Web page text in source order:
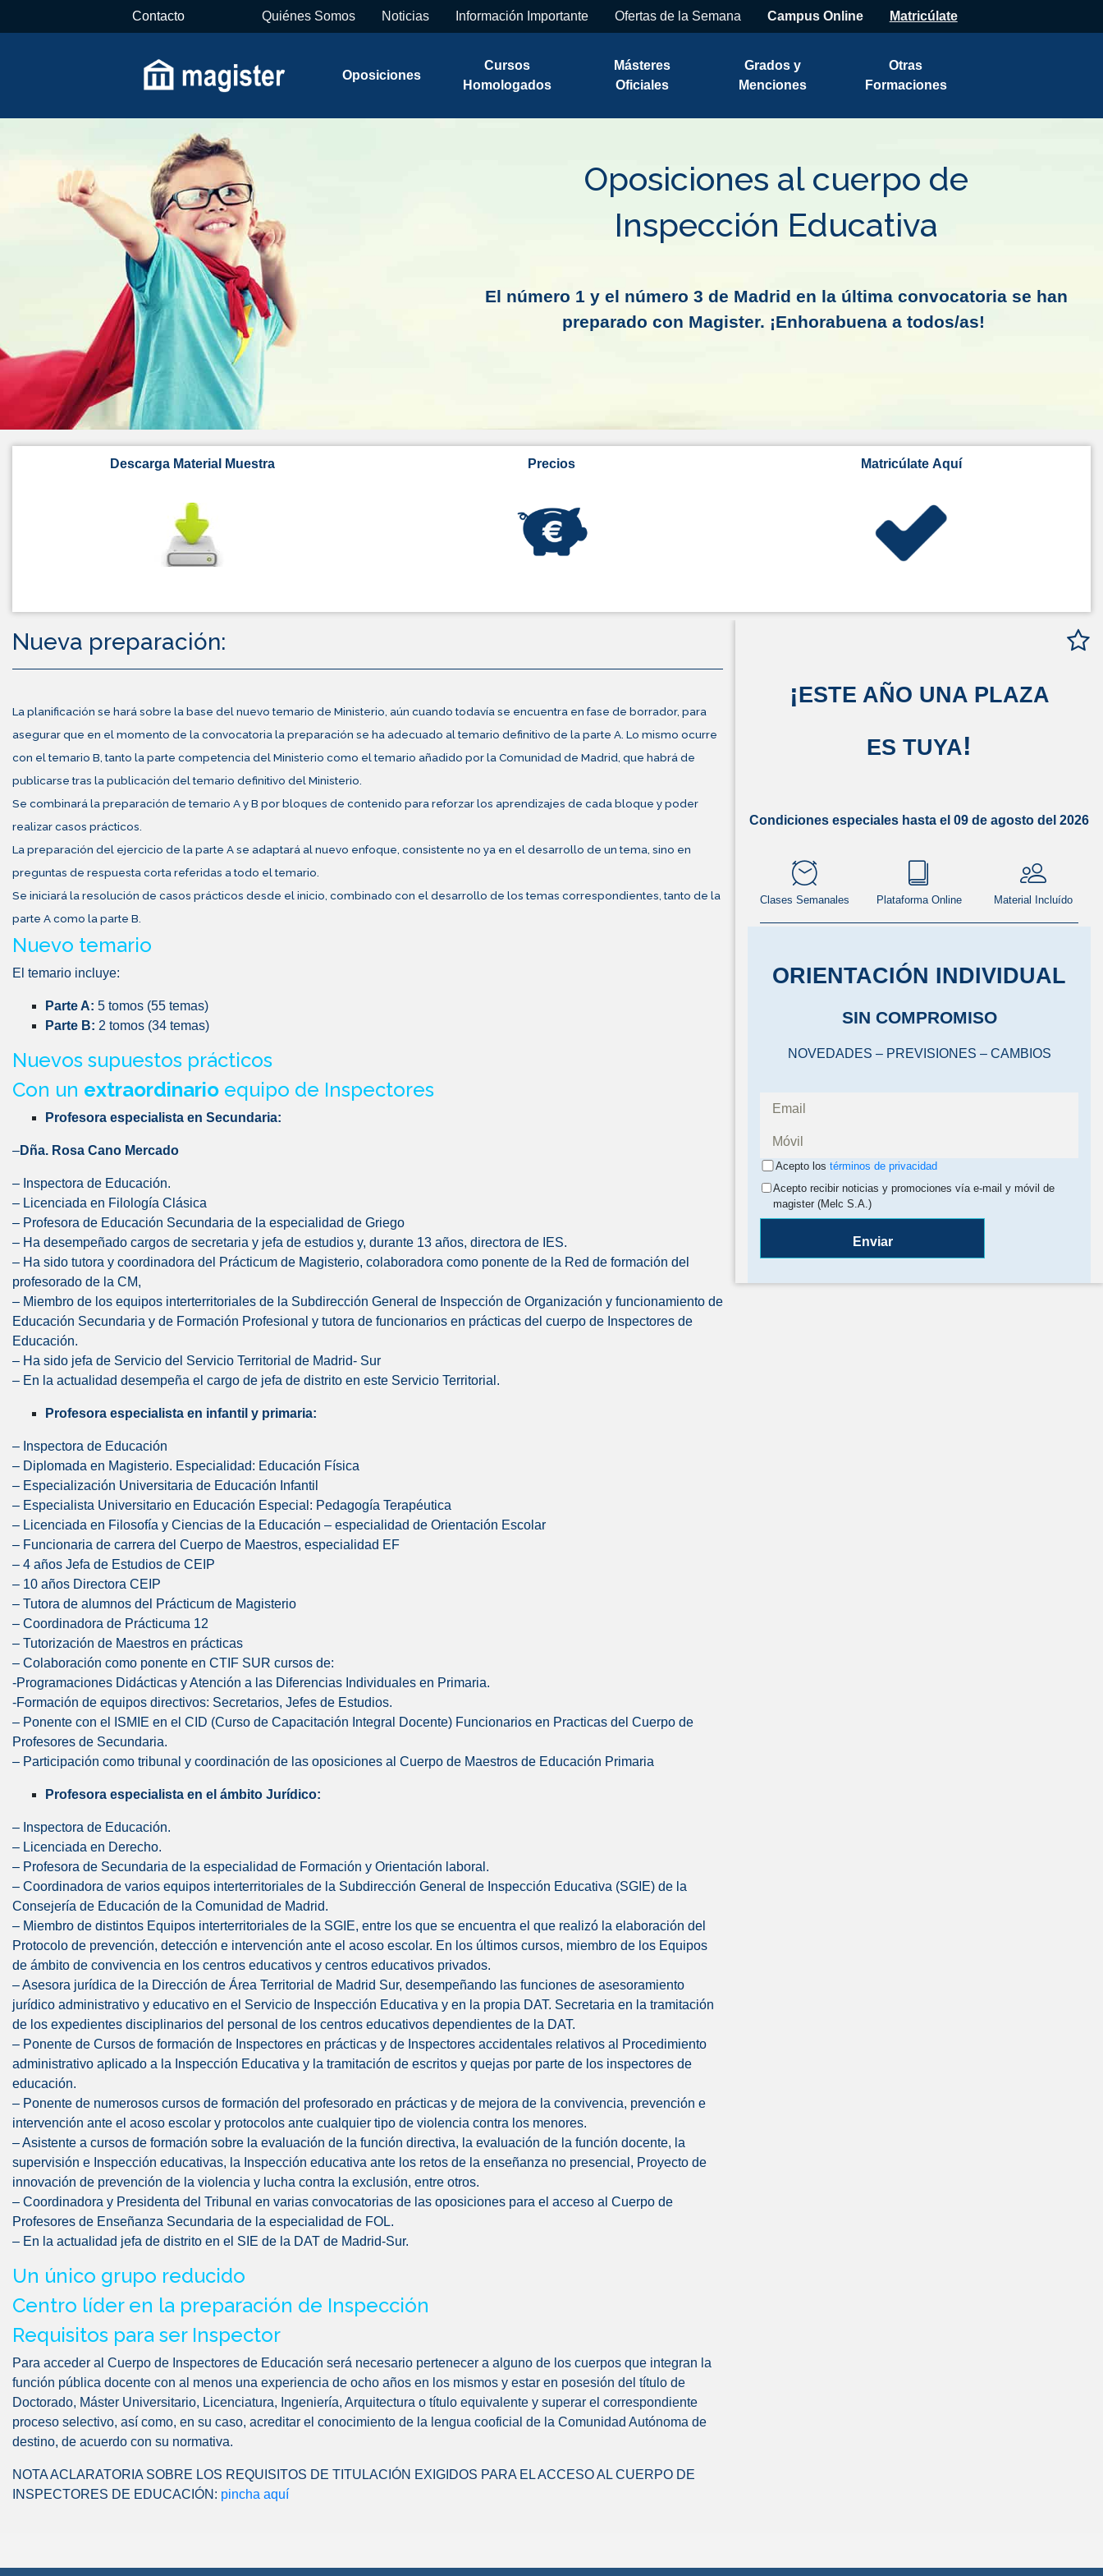
Contacto Quiénes Somos Noticias Información Importante Ofertas de la Semana Campus Online Matricúlate
Oposiciones
Cursos
Homologados
Másteres
Oficiales
Grados y
Menciones
Otras
Formaciones
Oposiciones al cuerpo de
Inspección Educativa
El número 1 y el número 3 de Madrid en la última convocatoria se han
preparado con Magister. ¡Enhorabuena a todos/as!
Descarga Material Muestra Precios Matricúlate Aquí
Nueva preparación:
La planificación se hará sobre la base del nuevo temario de Ministerio, aún cuando todavía se encuentra en fase de borrador, para
asegurar que en el momento de la convocatoria la preparación se ha adecuado al temario definitivo de la parte A. Lo mismo ocurre
con el temario B, tanto la parte competencia del Ministerio como el temario añadido por la Comunidad de Madrid, que habrá de
publicarse tras la publicación del temario definitivo del Ministerio.
Se combinará la preparación de temario A y B por bloques de contenido para reforzar los aprendizajes de cada bloque y poder
realizar casos prácticos.
La preparación del ejercicio de la parte A se adaptará al nuevo enfoque, consistente no ya en el desarrollo de un tema, sino en
preguntas de respuesta corta referidas a todo el temario.
Se iniciará la resolución de casos prácticos desde el inicio, combinado con el desarrollo de los temas correspondientes, tanto de la
parte A como la parte B.
Nuevo temario
El temario incluye:
Parte A: 5 tomos (55 temas)
Parte B: 2 tomos (34 temas)
Nuevos supuestos prácticos
Con un extraordinario equipo de Inspectores
Profesora especialista en Secundaria:
–Dña. Rosa Cano Mercado
– Inspectora de Educación.
– Licenciada en Filología Clásica
– Profesora de Educación Secundaria de la especialidad de Griego
– Ha desempeñado cargos de secretaria y jefa de estudios y, durante 13 años, directora de IES.
– Ha sido tutora y coordinadora del Prácticum de Magisterio, colaboradora como ponente de la Red de formación del
profesorado de la CM,
– Miembro de los equipos interterritoriales de la Subdirección General de Inspección de Organización y funcionamiento de
Educación Secundaria y de Formación Profesional y tutora de funcionarios en prácticas del cuerpo de Inspectores de
Educación.
– Ha sido jefa de Servicio del Servicio Territorial de Madrid- Sur
– En la actualidad desempeña el cargo de jefa de distrito en este Servicio Territorial.
Profesora especialista en infantil y primaria:
– Inspectora de Educación
– Diplomada en Magisterio. Especialidad: Educación Física
– Especialización Universitaria de Educación Infantil
– Especialista Universitario en Educación Especial: Pedagogía Terapéutica
– Licenciada en Filosofía y Ciencias de la Educación – especialidad de Orientación Escolar
– Funcionaria de carrera del Cuerpo de Maestros, especialidad EF
– 4 años Jefa de Estudios de CEIP
– 10 años Directora CEIP
– Tutora de alumnos del Prácticum de Magisterio
– Coordinadora de Prácticuma 12
– Tutorización de Maestros en prácticas
– Colaboración como ponente en CTIF SUR cursos de:
-Programaciones Didácticas y Atención a las Diferencias Individuales en Primaria.
-Formación de equipos directivos: Secretarios, Jefes de Estudios.
– Ponente con el ISMIE en el CID (Curso de Capacitación Integral Docente) Funcionarios en Practicas del Cuerpo de
Profesores de Secundaria.
– Participación como tribunal y coordinación de las oposiciones al Cuerpo de Maestros de Educación Primaria
Profesora especialista en el ámbito Jurídico:
– Inspectora de Educación.
– Licenciada en Derecho.
– Profesora de Secundaria de la especialidad de Formación y Orientación laboral.
– Coordinadora de varios equipos interterritoriales de la Subdirección General de Inspección Educativa (SGIE) de la
Consejería de Educación de la Comunidad de Madrid.
– Miembro de distintos Equipos interterritoriales de la SGIE, entre los que se encuentra el que realizó la elaboración del
Protocolo de prevención, detección e intervención ante el acoso escolar. En los últimos cursos, miembro de los Equipos
de ámbito de convivencia en los centros educativos y centros educativos privados.
– Asesora jurídica de la Dirección de Área Territorial de Madrid Sur, desempeñando las funciones de asesoramiento
jurídico administrativo y educativo en el Servicio de Inspección Educativa y en la propia DAT. Secretaria en la tramitación
de los expedientes disciplinarios del personal de los centros educativos dependientes de la DAT.
– Ponente de Cursos de formación de Inspectores en prácticas y de Inspectores accidentales relativos al Procedimiento
administrativo aplicado a la Inspección Educativa y la tramitación de escritos y quejas por parte de los inspectores de
educación.
– Ponente de numerosos cursos de formación del profesorado en prácticas y de mejora de la convivencia, prevención e
intervención ante el acoso escolar y protocolos ante cualquier tipo de violencia contra los menores.
– Asistente a cursos de formación sobre la evaluación de la función directiva, la evaluación de la función docente, la
supervisión e Inspección educativas, la Inspección educativa ante los retos de la enseñanza no presencial, Proyecto de
innovación de prevención de la violencia y lucha contra la exclusión, entre otros.
– Coordinadora y Presidenta del Tribunal en varias convocatorias de las oposiciones para el acceso al Cuerpo de
Profesores de Enseñanza Secundaria de la especialidad de FOL.
– En la actualidad jefa de distrito en el SIE de la DAT de Madrid-Sur.
Un único grupo reducido
Centro líder en la preparación de Inspección
Requisitos para ser Inspector
Para acceder al Cuerpo de Inspectores de Educación será necesario pertenecer a alguno de los cuerpos que integran la
función pública docente con al menos una experiencia de ocho años en los mismos y estar en posesión del título de
Doctorado, Máster Universitario, Licenciatura, Ingeniería, Arquitectura o título equivalente y superar el correspondiente
proceso selectivo, así como, en su caso, acreditar el conocimiento de la lengua cooficial de la Comunidad Autónoma de
destino, de acuerdo con su normativa.
NOTA ACLARATORIA SOBRE LOS REQUISITOS DE TITULACIÓN EXIGIDOS PARA EL ACCESO AL CUERPO DE
INSPECTORES DE EDUCACIÓN: pincha aquí
¡ESTE AÑO UNA PLAZA
ES TUYA!
Condiciones especiales hasta el 09 de agosto del 2026
Clases Semanales Plataforma Online Material Incluído
ORIENTACIÓN INDIVIDUAL
SIN COMPROMISO
NOVEDADES – PREVISIONES – CAMBIOS
Acepto los términos de privacidad
Acepto recibir noticias y promociones vía e-mail y móvil de
magister (Melc S.A.)
Enviar